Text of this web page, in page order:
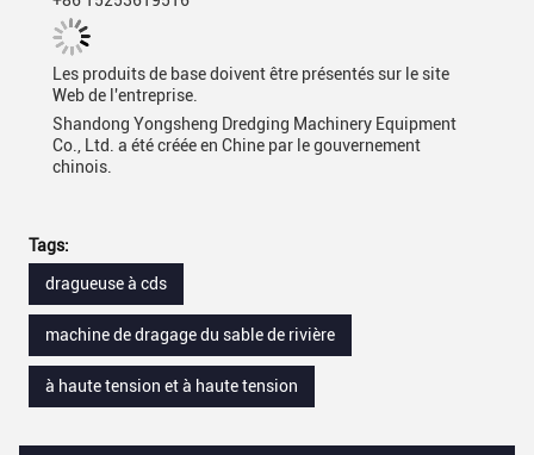
Les produits de base doivent être présentés sur le site
Web de l'entreprise.
Shandong Yongsheng Dredging Machinery Equipment
Co., Ltd. a été créée en Chine par le gouvernement
chinois.
Tags:
dragueuse à cds
machine de dragage du sable de rivière
à haute tension et à haute tension